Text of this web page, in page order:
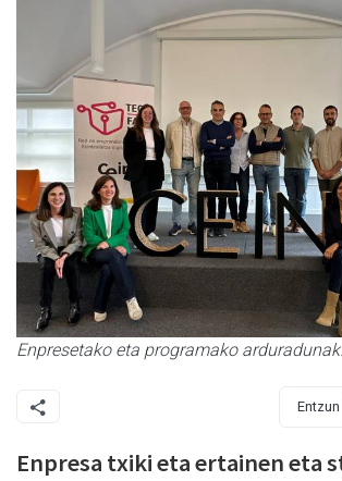
Enpresetako eta programako
Entzun
Enpresa txiki eta ertainen eta